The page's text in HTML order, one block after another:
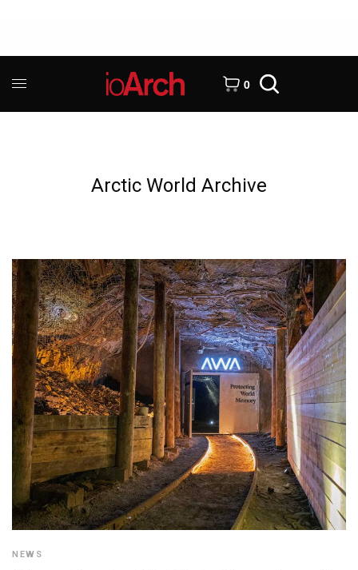
0
Arctic World Archive
NEWS